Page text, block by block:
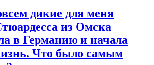
дикие для меня
из Омска
в Германию и начала
Что было самым